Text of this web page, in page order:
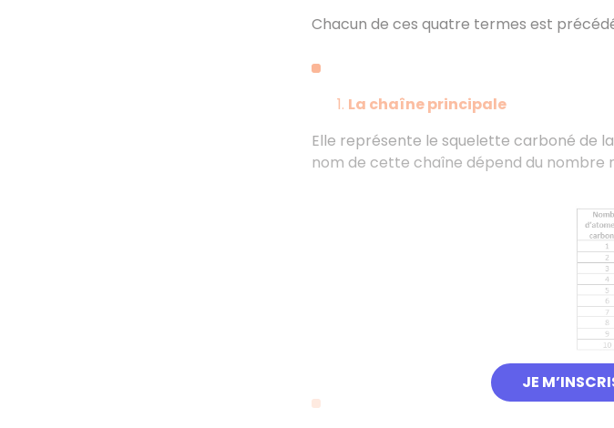
JE
Chacun de ces quatre termes est
La chaîne principale
Elle représente le squelette carboné de
nom de cette chaîne dépend du nombre